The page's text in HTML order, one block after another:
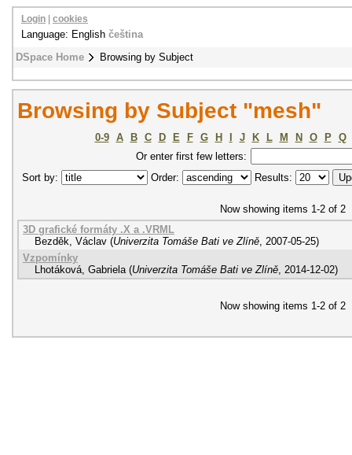
DSpace Home Browsing by Subject
Login cookies
Language: English čeština
Browsing by Subject "mesh"
0-9 A B C D E F G H J K L M N O P
Q
Or enter first few letters:
Sort by:
Order: Results:
Now showing items 1-2 of 2
3D grafické formáty .X a .VRML
Bezděk, Václav (Univerzita Tomáše Bati ve Zlíně, 2007-05-25)
Vzpomínky
Lhotáková, Gabriela (Univerzita Tomáše Bati ve Zlíně, 2014-12-02)
Now showing items 1-2 of 2